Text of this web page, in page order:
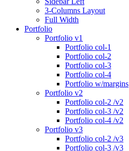
3-Columns Layout
Full Width
Portfolio
Portfolio v1
Portfolio col-1
Portfolio col-2
Portfolio col-3
Portfolio col-4
Portfolio w/margins
Portfolio v2
Portfolio col-2 /v2
Portfolio col-3 /v2
Portfolio col-4 /v2
Portfolio v3
Portfolio col-2 /v3
Portfolio col-3 /v3